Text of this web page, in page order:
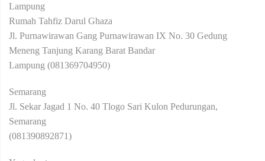
Lampung
Rumah Tahfiz Darul Ghaza
Jl. Purnawirawan Gang Purnawirawan IX No. 30 Gedung
Meneng Tanjung Karang Barat Bandar
Lampung (081369704950)
Semarang
Jl. Sekar Jagad 1 No. 40 Tlogo Sari Kulon Pedurungan,
Semarang
(081390892871)